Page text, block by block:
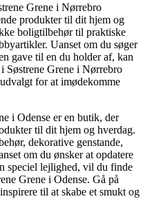
Grene i Nørrebro
produkter til dit hjem og
boligtilbehør til praktiske
Uanset om du søger
gave til en du holder af, kan
Søstrene Grene i Nørrebro
for at imødekomme
i Odense er en butik, der
til dit hjem og hverdag.
dekorative genstande,
om du ønsker at opdatere
speciel lejlighed, vil du finde
Grene i Odense. Gå på
til at skabe et smukt og